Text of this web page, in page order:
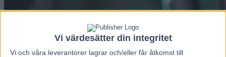
Vi värdesätter din integritet
Vi och våra leverantorer lagrar och/eller får åtkomst till